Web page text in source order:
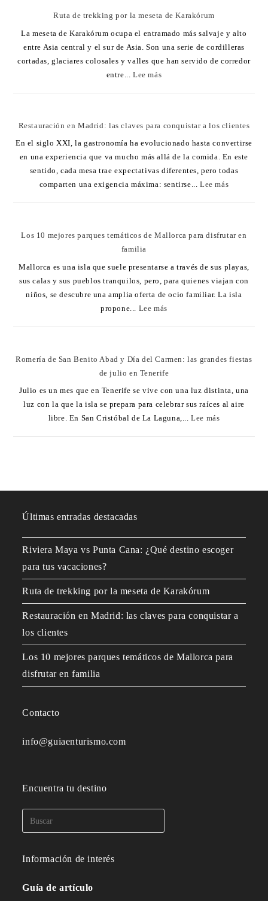
Ruta de trekking por la meseta de Karakórum
La meseta de Karakórum ocupa el entramado más salvaje y alto
entre Asia central y el sur de Asia. Son una serie de cordilleras
cortadas, glaciares colosales y valles que han servido de corredor
entre...Lee más
Restauración en Madrid: las claves para conquistar a los clientes
En el siglo XXI, la gastronomía ha evolucionado hasta convertirse
en una experiencia que va mucho más allá de la comida. En este
sentido, cada mesa trae expectativas diferentes, pero todas
comparten una exigencia máxima: sentirse...Lee más
Los 10 mejores parques temáticos de Mallorca para disfrutar en
familia
Mallorca es una isla que suele presentarse a través de sus playas,
sus calas y sus pueblos tranquilos, pero, para quienes viajan con
niños, se descubre una amplia oferta de ocio familiar. La isla
propone... Lee más
Romería de San Benito Abad y Día del Carmen: las grandes fiestas
de julio en Tenerife
Julio es un mes que en Tenerife se vive con una luz distinta, una
luz con la que la isla se prepara para celebrar sus raíces al aire
libre. En San Cristóbal de La Laguna,...Lee más
Últimas entradas destacadas
Riviera Maya vs Punta Cana: ¿Qué destino escoger
para tus vacaciones?
Ruta de trekking por la meseta de Karakórum
Restauración en Madrid: las claves para conquistar a
los clientes
Los 10 mejores parques temáticos de Mallorca para
disfrutar en familia
Contacto
info@guiaenturismo.com
Encuentra tu destino
Información de interés
Guía de artículo